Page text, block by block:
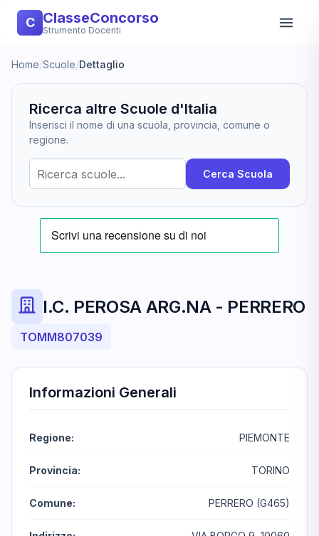
C ClasseConcorso
Strumento Docenti
Home/Scuole/Dettaglio
Ricerca altre Scuole d'Italia
Inserisci il nome di una scuola, provincia, comune o
regione.
Cerca Scuola
I.C. PEROSA ARG.NA - PERRERO
TOMM807039
Informazioni Generali
Regione: PIEMONTE
Provincia: TORINO
Comune: PERRERO (G465)